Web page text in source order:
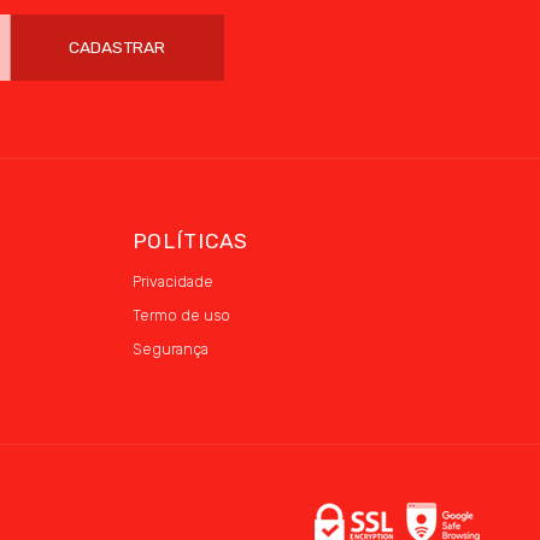
CADASTRAR
POLÍTICAS
Privacidade
Termo de uso
Segurança